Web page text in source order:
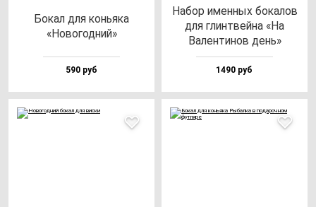
Бокал для конь­яка
«Ново­год­ний»
590 руб
Набор имен­ных бо­ка­лов
для глин­твей­на «На
Вален­ти­нов день»
1490 руб